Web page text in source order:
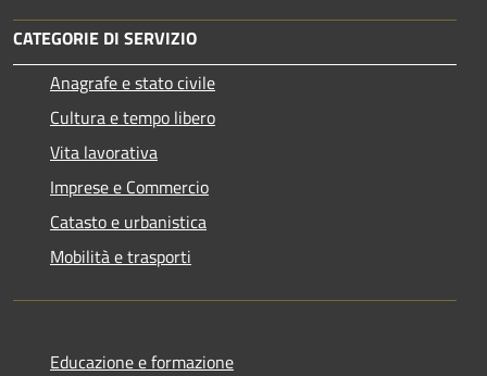
CATEGORIE DI SERVIZIO
Anagrafe e stato civile
Cultura e tempo libero
Vita lavorativa
Imprese e Commercio
Catasto e urbanistica
Mobilità e trasporti
Educazione e formazione